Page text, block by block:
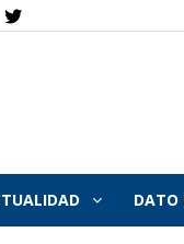
DATO